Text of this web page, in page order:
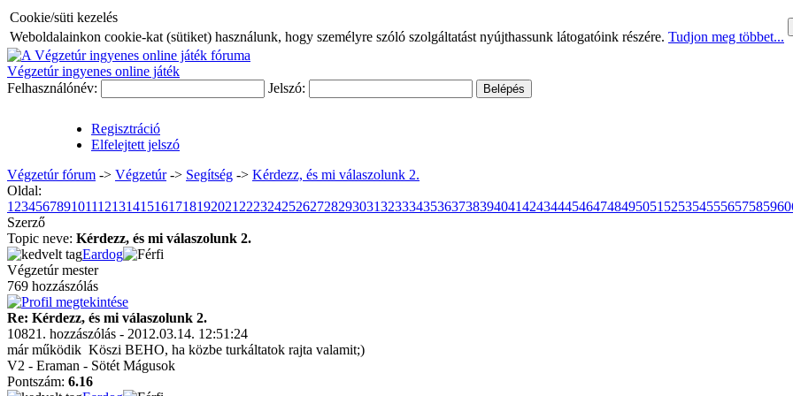
Cookie/süti kezelés
Weboldalainkon cookie-kat (sütiket) használunk, hogy személyre szóló szolgáltatást nyújthassunk látogatóink részére. Tudjon meg többet...
Végzetúr ingyenes online játék
Felhasználónév:
Jelszó:
Regisztráció
Elfelejtett jelszó
Végzetúr fórum -> Végzetúr-> Segítség -> Kérdezz, és mi válaszolunk 2.
Oldal:
1 23456789101112131415161718192021 222324252627282930313233343536373839404142434445464748495051 525354555657585960
Szerző
Topic neve: Kérdezz, és mi válaszolunk 2.
Eardog
Végzetúr mester
769 hozzászólás
Re: Kérdezz, és mi válaszolunk 2.
10821. hozzászólás - 2012.03.14. 12:51:24
már működik Köszi BEHO, ha közbe turkáltatok rajta valamit;)
V2 - Eraman - Sötét Mágusok
Pontszám: 6.16